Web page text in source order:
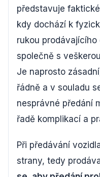
představuje
kdy dochází k
rukou
společně s
Je naprosto
řádně a v souladu
nesprávné předání
řadě komplikací a
Při předávání
strany, tedy